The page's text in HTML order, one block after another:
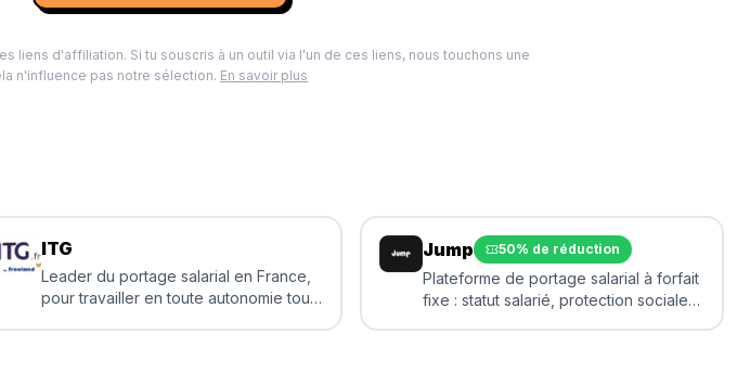
liens d'affiliation. Si tu souscris à un outil via l'un de ces liens, nous touchons une
n'influence pas notre sélection. En savoir plus
ITG
Leader du portage salarial en France,
pour travailler en toute autonomie tout
Jump 50% de réduction
Plateforme de portage salarial à forfait
fixe : statut salarié, protection sociale